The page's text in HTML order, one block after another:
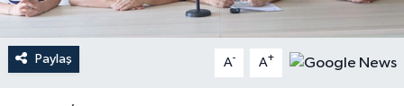
Paylaş A- A+
Sürmanşet